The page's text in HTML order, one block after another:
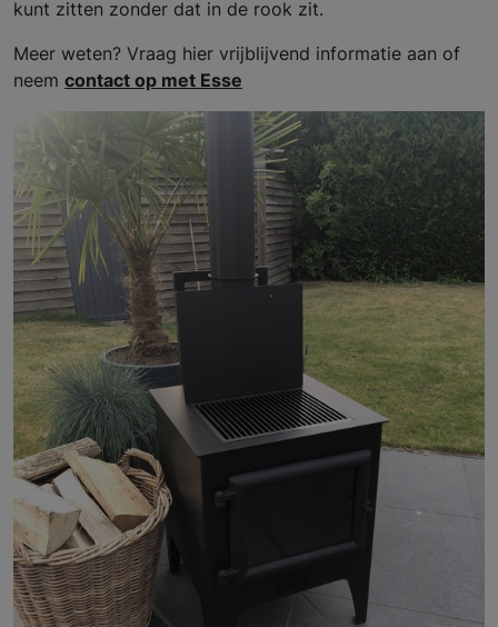
kunt zitten zonder dat in de rook zit.
Meer weten? Vraag hier vrijblijvend informatie aan of
neem contact op met Esse